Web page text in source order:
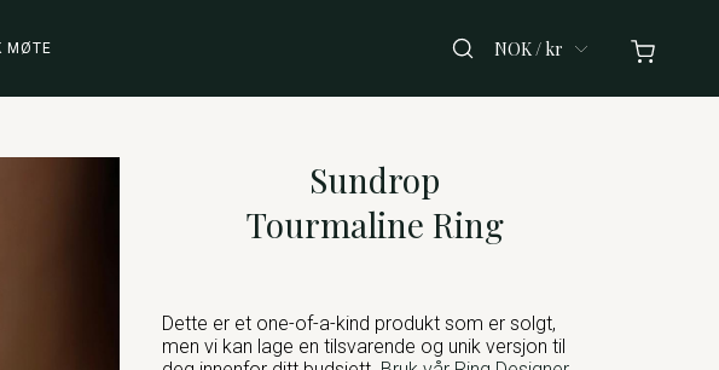
MØTE NOK / kr
Sundrop
Tourmaline Ring
Dette er et one-of-a-kind produkt som er solgt,
men vi kan lage en tilsvarende og unik versjon til